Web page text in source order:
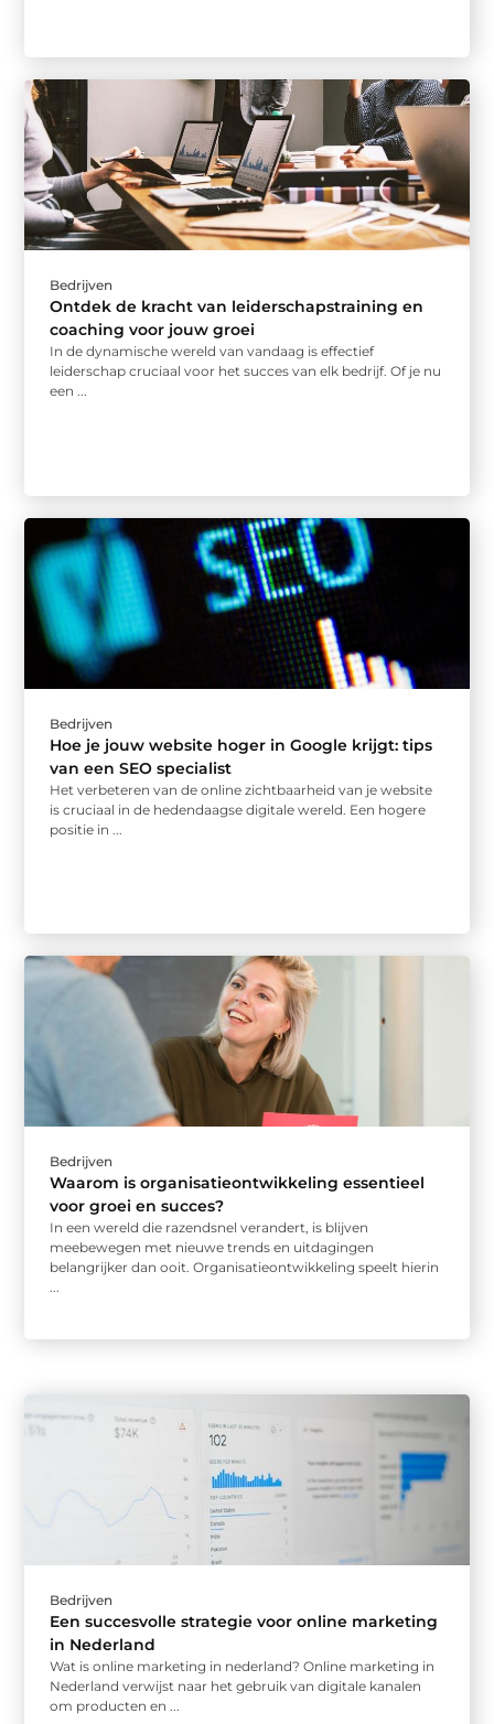
Bedrijven
Ontdek de kracht van leiderschapstraining en
coaching voor jouw groei
In de dynamische wereld van vandaag is effectief
leiderschap cruciaal voor het succes van elk bedrijf. Of je nu
een ...
Bedrijven
Hoe je jouw website hoger in Google krijgt: tips
van een SEO specialist
Het verbeteren van de online zichtbaarheid van je website
is cruciaal in de hedendaagse digitale wereld. Een hogere
positie in ...
Bedrijven
Waarom is organisatieontwikkeling essentieel
voor groei en succes?
In een wereld die razendsnel verandert, is blijven
meebewegen met nieuwe trends en uitdagingen
belangrijker dan ooit. Organisatieontwikkeling speelt hierin
...
Bedrijven
Een succesvolle strategie voor online marketing
in Nederland
Wat is online marketing in nederland? Online marketing in
Nederland verwijst naar het gebruik van digitale kanalen
om producten en ...